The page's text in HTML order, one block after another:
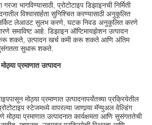
गरजा भागविण्यासाठी, प्रोटोटाइप डिझाइनची निर्मिती
विश्वासार्हता सुनिश्चित करण्यासाठी अनुकूलित
लेआउट सुलभ करणे, घटक निवड अनुकूलित करणे
समाविष्ट आहे. डिझाइन ऑप्टिमायझेशन उत्पादन
शकते, उत्पादन खर्च कमी करू शकते आणि अंतिम
सुधारू शकते.
प्रमाणात उत्पादन
मोठ्या प्रमाणात उत्पादनापर्यंतच्या प्रक्रियेतील
स्टेजमध्ये वापरल्या जाणार्‍या मॅन्युअल वेल्डिंग
मोठ्या प्रमाणात उत्पादनात कार्यक्षमता आणि सुसंगततेची